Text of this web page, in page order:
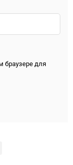
браузере для